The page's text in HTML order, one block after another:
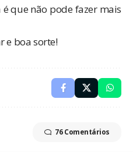
que não pode fazer mais
e boa sorte!
76 Comentários